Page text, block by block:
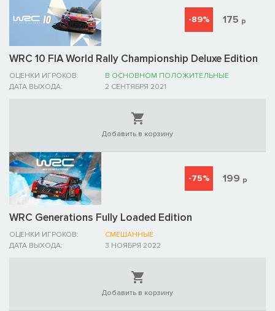
WRC 10 FIA World Rally Championship Deluxe Edition
ОЦЕНКИ ИГРОКОВ:
В ОСНОВНОМ ПОЛОЖИТЕЛЬНЫЕ
ДАТА ВЫХОДА:
2 СЕНТЯБРЯ 2021
-89% 175 р
Добавить в корзину
WRC Generations Fully Loaded Edition
ОЦЕНКИ ИГРОКОВ:
СМЕШАННЫЕ
ДАТА ВЫХОДА:
3 НОЯБРЯ 2022
-75% 199 р
Добавить в корзину